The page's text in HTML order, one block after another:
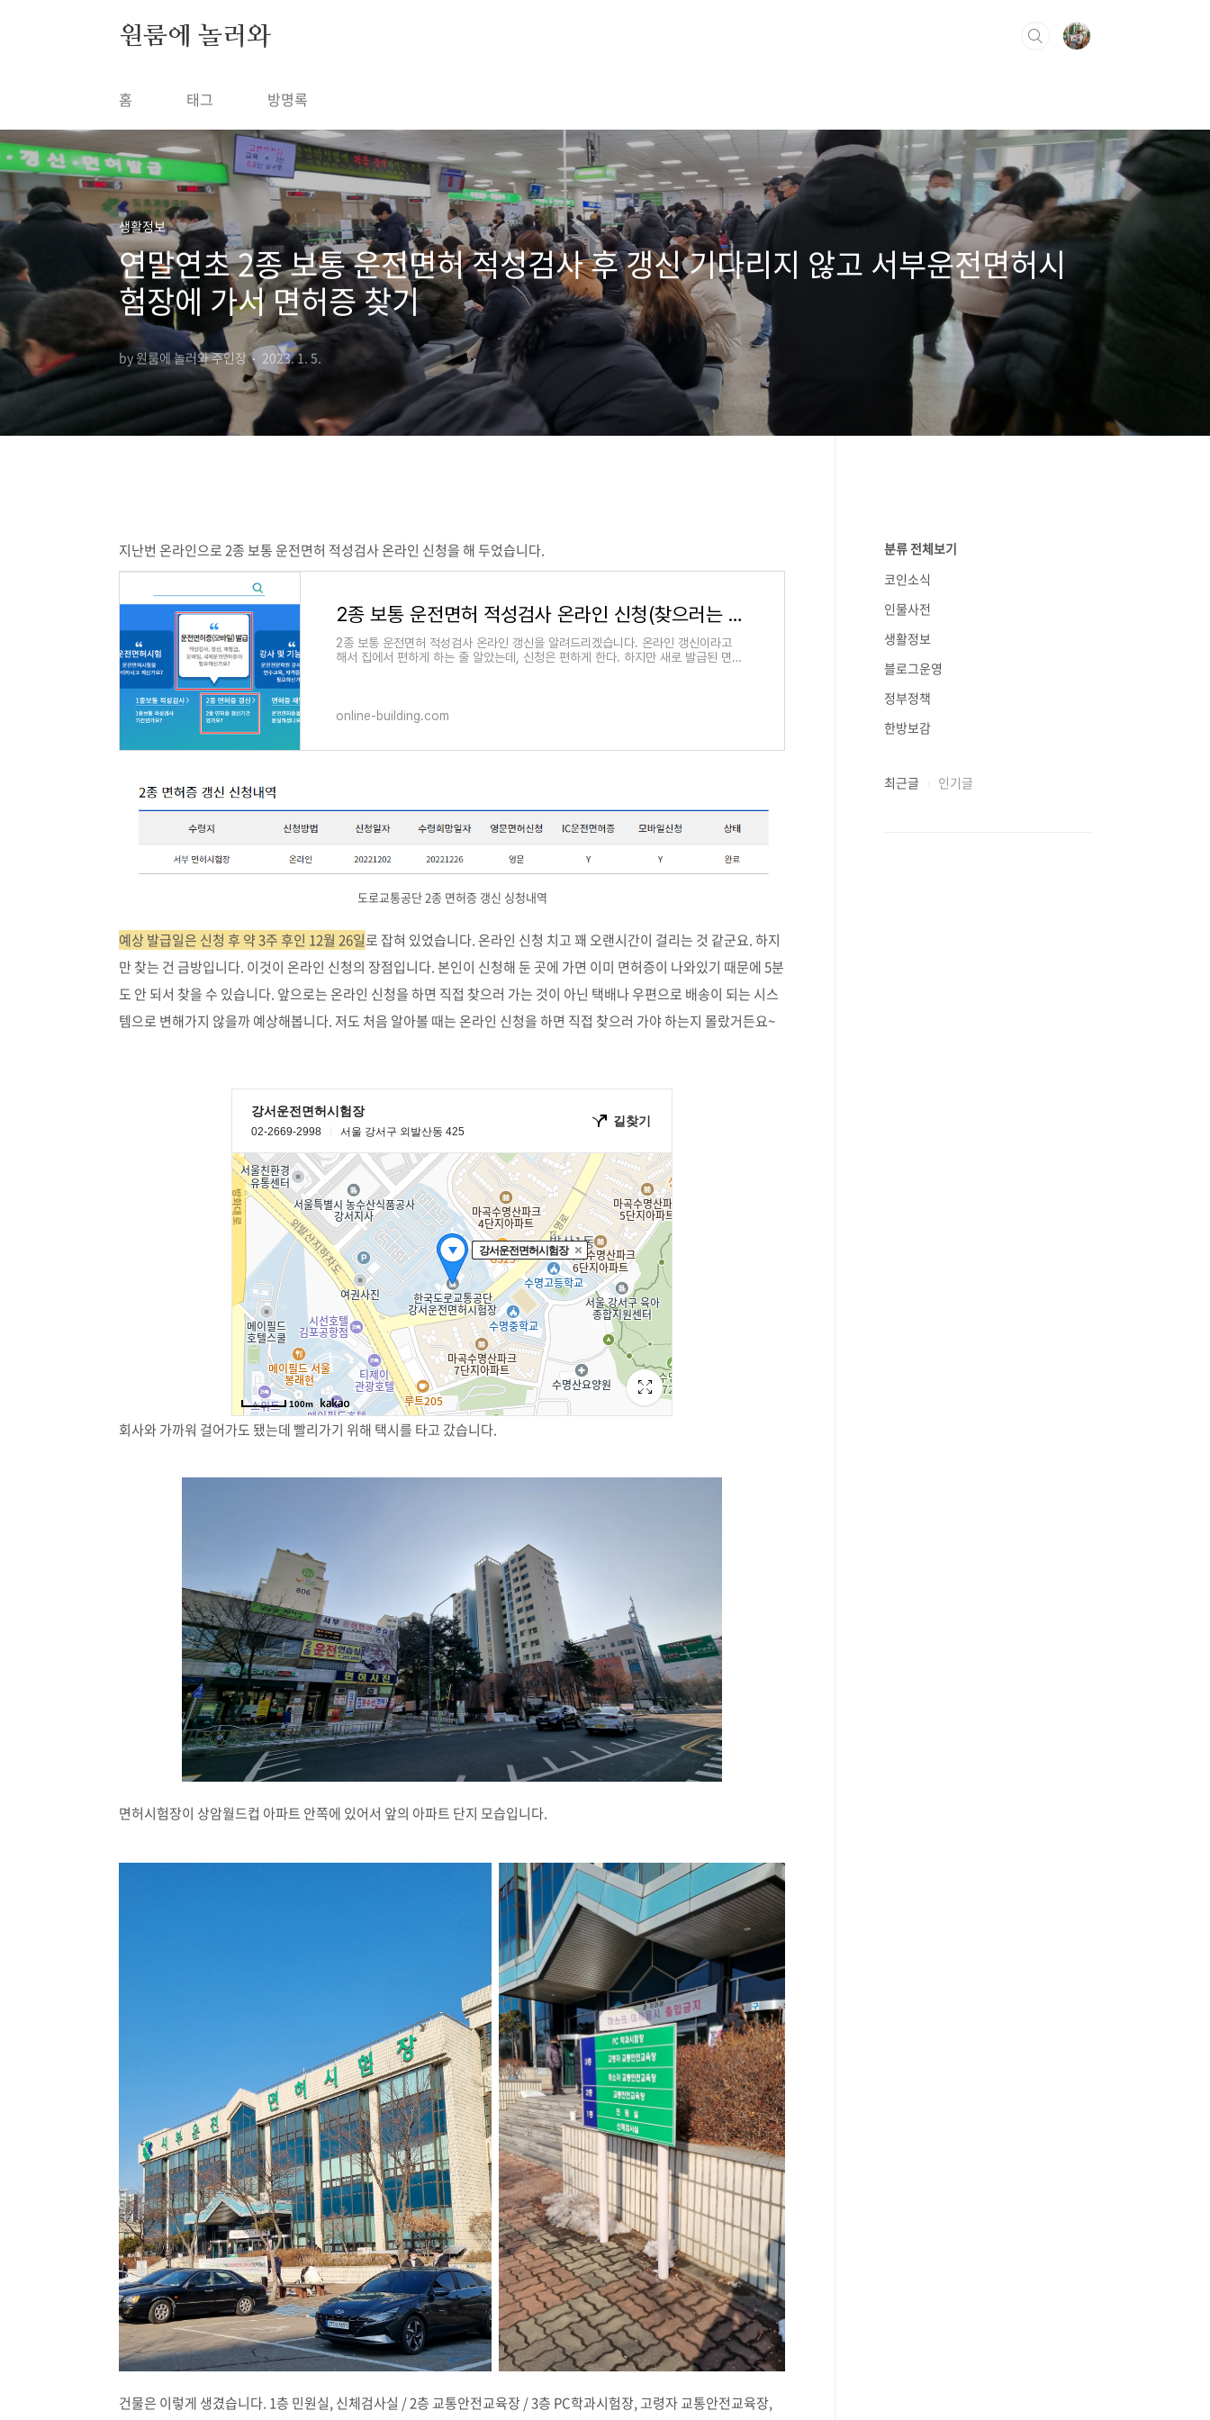
원룸에 놀러와
홈 태그 방명록
생활정보
연말연초 2종 보통 운전면허 적성검사 후 갱신 기다리지 않고 서부운전면허시
험장에 가서 면허증 찾기
by 원룸에 놀러와 주인장 2023. 1. 5.
지난번 온라인으로 2종 보통 운전면허 적성검사 온라인 신청을 해 두었습니다.
2종 보통 운전면허 적성검사 온라인 신청(찾으러는 가야 함)
2종 보통 운전면허 적성검사 온라인 갱신을 알려드리겠습니다. 온라인 갱신이라고
해서 집에서 편하게 하는 줄 알았는데, 신청은 편하게 한다. 하지만 새로 발급된 면허
online-building.com
도로교통공단 2종 면허증 갱신 싱청내역
예상 발급일은 신청 후 약 3주 후인 12월 26일로 잡혀 있었습니다. 온라인 신청 치고 꽤 오랜시간이 걸리는 것 같군요. 하지
만 찾는 건 금방입니다. 이것이 온라인 신청의 장점입니다. 본인이 신청해 둔 곳에 가면 이미 면허증이 나와있기 때문에 5분
도 안 되서 찾을 수 있습니다. 앞으로는 온라인 신청을 하면 직접 찾으러 가는 것이 아닌 택배나 우편으로 배송이 되는 시스
템으로 변해가지 않을까 예상해봅니다. 저도 처음 알아볼 때는 온라인 신청을 하면 직접 찾으러 가야 하는지 몰랐거든요~
회사와 가까워 걸어가도 됐는데 빨리가기 위해 택시를 타고 갔습니다.
면허시험장이 상암월드컵 아파트 안쪽에 있어서 앞의 아파트 단지 모습입니다.
건물은 이렇게 생겼습니다. 1층 민원실, 신체검사실 / 2층 교통안전교육장 / 3층 PC학과시험장, 고령자 교통안전교육장,
분류 전체보기
코인소식
인물사전
생활정보
블로그운영
정부정책
한방보감
최근글 인기글